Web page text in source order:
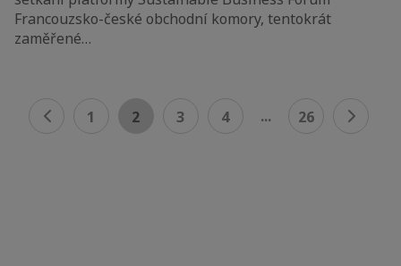
Francouzsko-české obchodní komory, tentokrát
zaměřené…
1 2 3 4 ... 26